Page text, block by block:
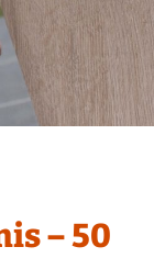
– 50